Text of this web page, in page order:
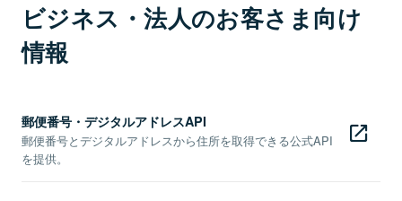
ビジネス・法人のお客さま向け
情報
郵便番号・デジタルアドレスAPI
郵便番号とデジタルアドレスから住所を取得できる公式API
を提供。